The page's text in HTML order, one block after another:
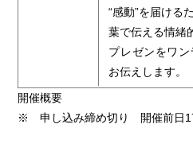
“感動”を届ける
葉で伝える情緒
プレゼンをワ
お伝えします。
開催概要
※ 申し込み締め切り 開催前日